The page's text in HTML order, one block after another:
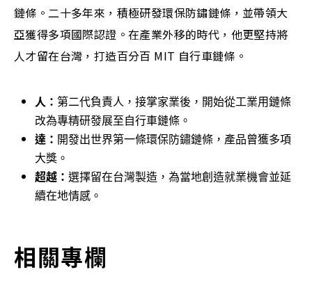
鏈條。二十多年來，積極研發環保防鏽鏈條，並帶領大
亞獲得多項國際認證。在產業外移的時代，他更堅持將
人才留在台灣，打造百分百 MIT 自行車鏈條。
人： 第二代負責人，接掌家業後，開始從工業用鏈條
改為專精研發展至自行車鏈條。
達： 開發出世界第一條環保防鏽鏈條，產品曾獲多項
大獎。
超越： 選擇留在台灣製造，為當地創造就業機會並延
續在地情感。
相關專欄